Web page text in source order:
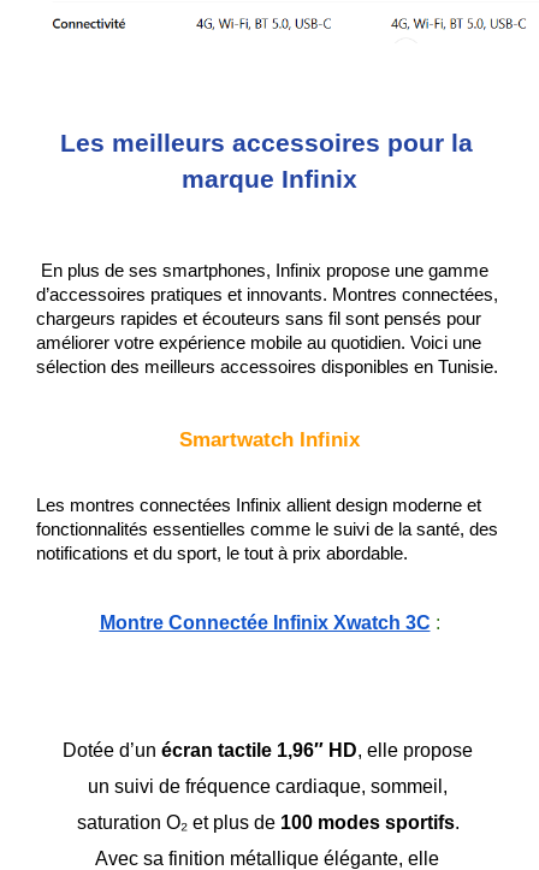
Les meilleurs accessoires pour la
marque Infinix
d’accessoires pratiques et innovants. Montres connectées,
chargeurs rapides et écouteurs sans fil sont pensés pour
améliorer votre expérience mobile au quotidien. Voici une
sélection des meilleurs accessoires disponibles en Tunisie.
Smartwatch Infinix
Les montres connectées Infinix allient design moderne et
fonctionnalités essentielles comme le suivi de la santé, des
notifications et du sport, le tout à prix abordable.
Montre Connectée Infinix Xwatch 3C :
Dotée d’un écran tactile 1,96″ HD, elle propose
un suivi de fréquence cardiaque, sommeil,
saturation O₂ et plus de 100 modes sportifs.
Avec sa finition métallique élégante, elle